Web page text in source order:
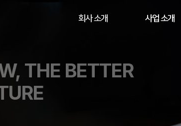
회사 소개 사업 소개
THE BETTER